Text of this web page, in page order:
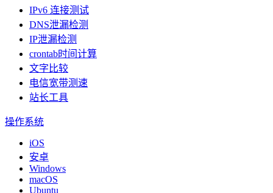
IPv6 连接测试
DNS泄漏检测
IP泄漏检测
crontab时间计算
文字比较
电信宽带测速
站长工具
操作系统
iOS
安卓
Windows
macOS
Ubuntu